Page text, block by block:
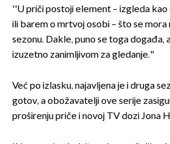
''U priči postoji element – izgleda kao
ili barem o mrtvoj osobi – što se
sezonu. Dakle, puno se toga događa,
izuzetno zanimljivom za gledanje."
Već po izlasku, najavljena je i druga
gotov, a obožavatelji ove serije
proširenju priče i novoj TV dozi Jona